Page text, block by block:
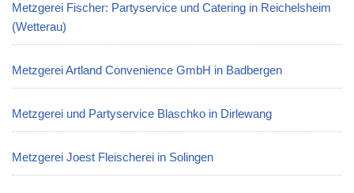
Metzgerei Fischer: Partyservice und Catering in Reichelsheim
(Wetterau)
Metzgerei Artland Convenience GmbH in Badbergen
Metzgerei und Partyservice Blaschko in Dirlewang
Metzgerei Joest Fleischerei in Solingen